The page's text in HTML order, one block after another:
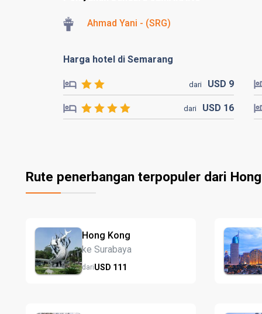
Ahmad Yani - (SRG)
Harga hotel di Semarang
dari USD 9
dari USD 16
Rute penerbangan terpopuler dari
Hong Kong
ke Surabaya
dariUSD 111